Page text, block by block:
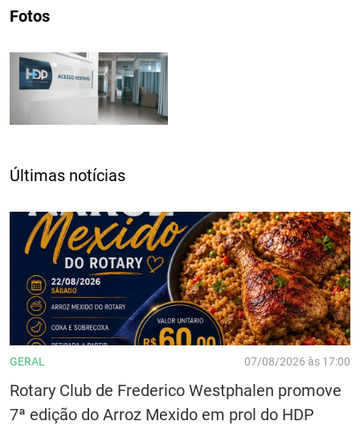
Fotos
Últimas notícias
GERAL 07/08/2026 às 17:00
Rotary Club de Frederico Westphalen promove
7ª edição do Arroz Mexido em prol do HDP